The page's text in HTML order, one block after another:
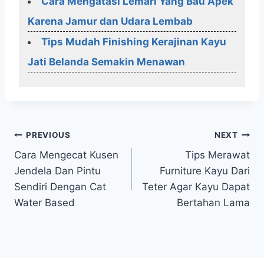
Karena Jamur dan Udara Lembab
Tips Mudah Finishing Kerajinan Kayu
Jati Belanda Semakin Menawan
Post
navigation
PREVIOUS
Cara Mengecat Kusen
Jendela Dan Pintu
Sendiri Dengan Cat
Water Based
NEXT
Tips Merawat
Furniture Kayu Dari
Teter Agar Kayu Dapat
Bertahan Lama